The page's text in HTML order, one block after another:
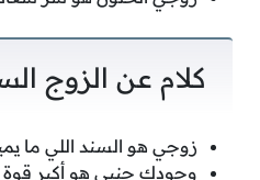
كلام عن الزوج
زوجي هو السند اللي ما
وجودك جنبي هو أكبر